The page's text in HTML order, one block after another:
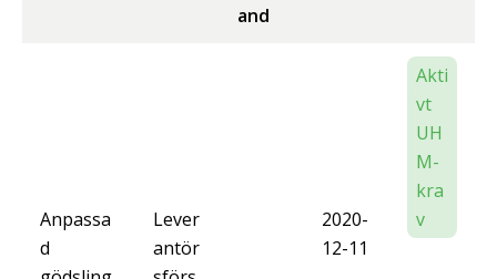
and
Anpassa
d
Lever
antör
2020-
12-11
Akti
vt
UH
M-
kra
v